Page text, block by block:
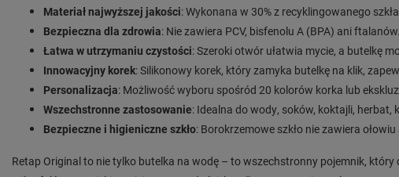
Materiał najwyższej jakości: Wykonana w 30% z recyklingowanego
Bezpieczna dla zdrowia: Nie zawiera PCV, bisfenolu A (BPA) ani ftalanów.
Łatwa w utrzymaniu czystości: Szeroki otwór ułatwia mycie, a butelkę
Innowacyjny korek: Silikonowy korek, który zamyka butelkę na klik,
Personalizacja: Możliwość wyboru spośród 20 kolorów korka lub
Wszechstronne zastosowanie: Idealna do wody, soków, koktajli, herbat,
Bezpieczne i higieniczne szkło: Borokrzemowe szkło nie zawiera
Retap Original to nie tylko butelka na wodę – to wszechstronny pojemnik,